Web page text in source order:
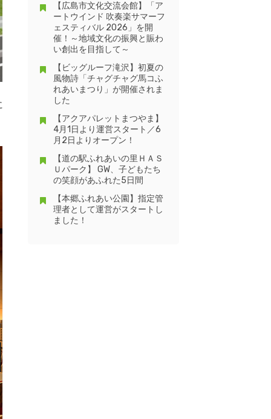
【広島市文化交流会館】「ア
ートウインド 吹奏楽サマーフ
ェスティバル 2026」を開
催！～地域文化の振興と賑わ
い創出を目指して～
【ビッグルーフ滝沢】初夏の
風物詩「チャグチャグ馬コふ
れあいまつり」が開催されま
した
【アクアパレットまつやま】
4月1日より運営スタート／6
月2日よりオープン！
【道の駅ふれあいの里ＨＡＳ
Ｕパーク】 GW、子どもたち
の笑顔があふれた5日間
【本郷ふれあい公園】指定管
理者として運営がスタートし
ました！